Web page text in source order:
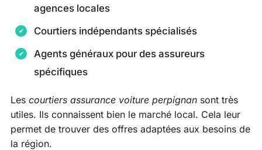
agences locales
Courtiers indépendants spécialisés
Agents généraux pour des assureurs
spécifiques
Les courtiers assurance voiture perpignan sont très
utiles. Ils connaissent bien le marché local. Cela leur
permet de trouver des offres adaptées aux besoins de
la région.